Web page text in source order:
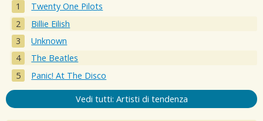
Twenty One Pilots
Billie Eilish
Unknown
The Beatles
Panic! At The Disco
Vedi tutti: Artisti di tendenza